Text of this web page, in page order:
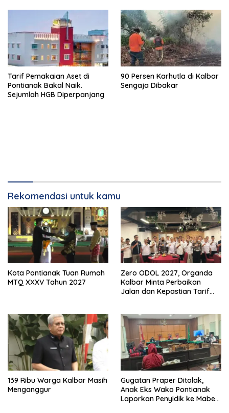
Tarif Pemakaian Aset di
Pontianak Bakal Naik.
Sejumlah HGB Diperpanjang
90 Persen Karhutla di Kalbar
Sengaja Dibakar
Rekomendasi untuk kamu
Kota Pontianak Tuan Rumah
MTQ XXXV Tahun 2027
Zero ODOL 2027, Organda
Kalbar Minta Perbaikan
Jalan dan Kepastian Tarif
139 Ribu Warga Kalbar Masih
Menganggur
Gugatan Praper Ditolak,
Anak Eks Wako Pontianak
Laporkan Penyidik ke Mabes